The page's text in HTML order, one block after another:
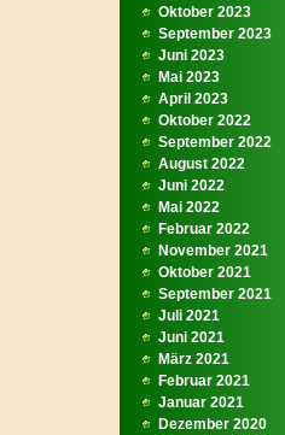
Oktober 2023
September 2023
Juni 2023
Mai 2023
April 2023
Oktober 2022
September 2022
August 2022
Juni 2022
Mai 2022
Februar 2022
November 2021
Oktober 2021
September 2021
Juli 2021
Juni 2021
März 2021
Februar 2021
Januar 2021
Dezember 2020